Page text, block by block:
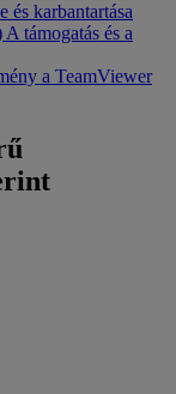
és karbantartása
A támogatás és a
a TeamViewer